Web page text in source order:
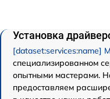
Установка
[dataset:services:name]
специализированном
опытными мастерами.
предоставляем